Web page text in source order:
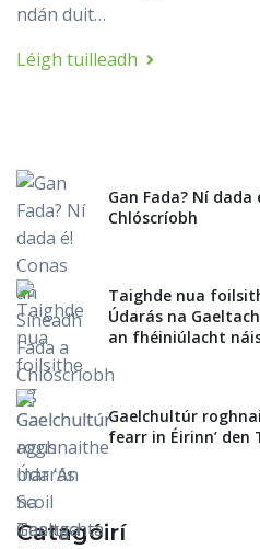
ndán duit…
Léigh tuilleadh
Gan Fada? Ní dada
Chlóscríobh
Taighde nua
Údarás na
an fhéiniúlacht
Gaelchultúr
fearr in Éirinn’ den
Catagóirí